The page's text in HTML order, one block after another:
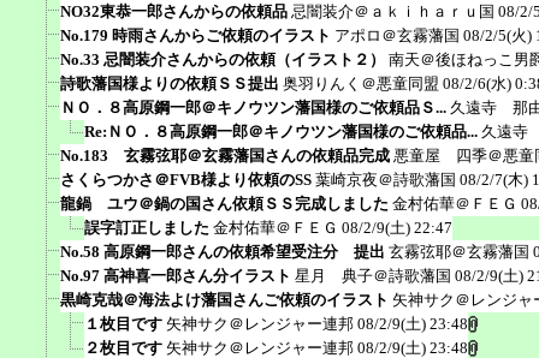
NO32東恭一郎さんからの依頼品 忌闇装介＠ａｋｉｈａｒｕ国 08/2/
No.179 時雨さんからご依頼のイラスト アポロ＠玄霧藩国 08/2/5(火)
No.33 忌闇装介さんからの依頼（イラスト２）
南天＠後ほねっこ男
詩歌藩国様よりの依頼ＳＳ提出 奥羽りんく＠悪童同盟 08/2/6(水)
ＮＯ．８高原鋼一郎＠キノウツン藩国様のご依頼品Ｓ... 久遠寺 那
Re:ＮＯ．８高原鋼一郎＠キノウツン藩国様のご依頼品... 久遠寺
No.183 玄霧弦耶＠玄霧藩国さんの依頼品完成 悪童屋 四季＠悪童
さくらつかさ＠FVB様より依頼のSS 葉崎京夜＠詩歌藩国 08/2/7(木)
龍鍋 ユウ＠鍋の国さん依頼ＳＳ完成しました 金村佑華＠ＦＥＧ
誤字訂正しました 金村佑華＠ＦＥＧ 08/2/9(土) 22:47
No.58 高原鋼一郎さんの依頼希望受注分 提出 玄霧弦耶＠玄霧藩国
No.97 高神喜一郎さん分イラスト 星月 典子＠詩歌藩国 08/2/9(土)
黒崎克哉＠海法よけ藩国さんご依頼のイラスト 矢神サク＠レンジャ
１枚目です 矢神サク＠レンジャー連邦 08/2/9(土) 23:48
２枚目です 矢神サク＠レンジャー連邦 08/2/9(土) 23:48